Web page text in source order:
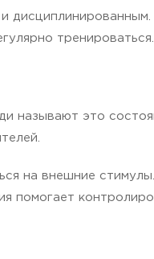
тренироваться.
называют это
на внешние
помогает